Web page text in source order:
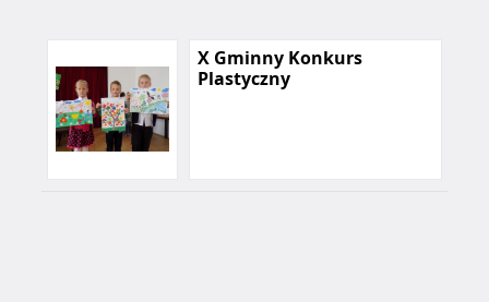
X Gminny Konkurs
Plastyczny